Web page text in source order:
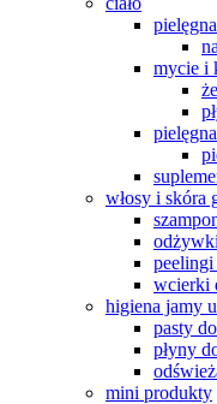
mycie i
włosy i skóra
odżywki
wcierki
higiena jamy
pasty
płyny
mini produkty